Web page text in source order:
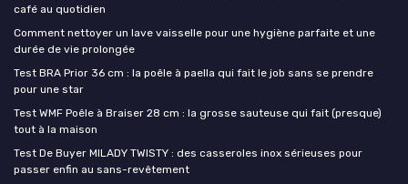
café au quotidien
Comment nettoyer un lave vaisselle pour une hygiène parfaite et une
durée de vie prolongée
Test BRA Prior 36 cm : la poêle à paella qui fait le job sans se prendre
pour une star
Test WMF Poêle à Braiser 28 cm : la grosse sauteuse qui fait (presque)
tout à la maison
Test De Buyer MILADY TWISTY : des casseroles inox sérieuses pour
passer enfin au sans-revêtement